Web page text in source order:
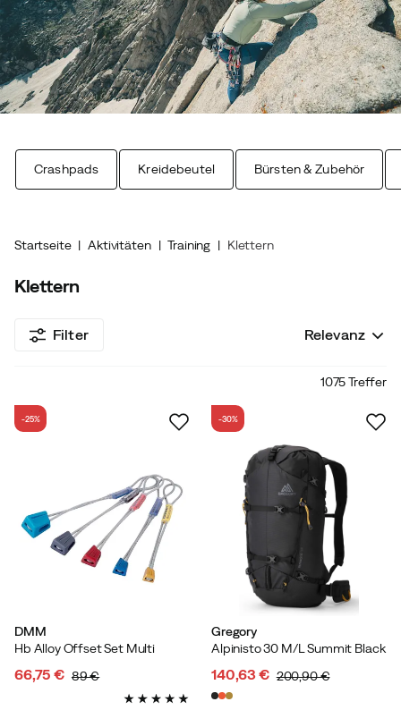
Crashpads Kreidebeutel Bürsten & Zubehör
Startseite Aktivitäten Training Klettern
Klettern
Filter Relevanz
1075 Treffer
DMM
Hb Alloy Offset Set Multi
-25%
66,75 € 89 €
Gregory
Alpinisto 30 M/L Summit Black
-30%
discounted
140,63 €
original
200,90 €